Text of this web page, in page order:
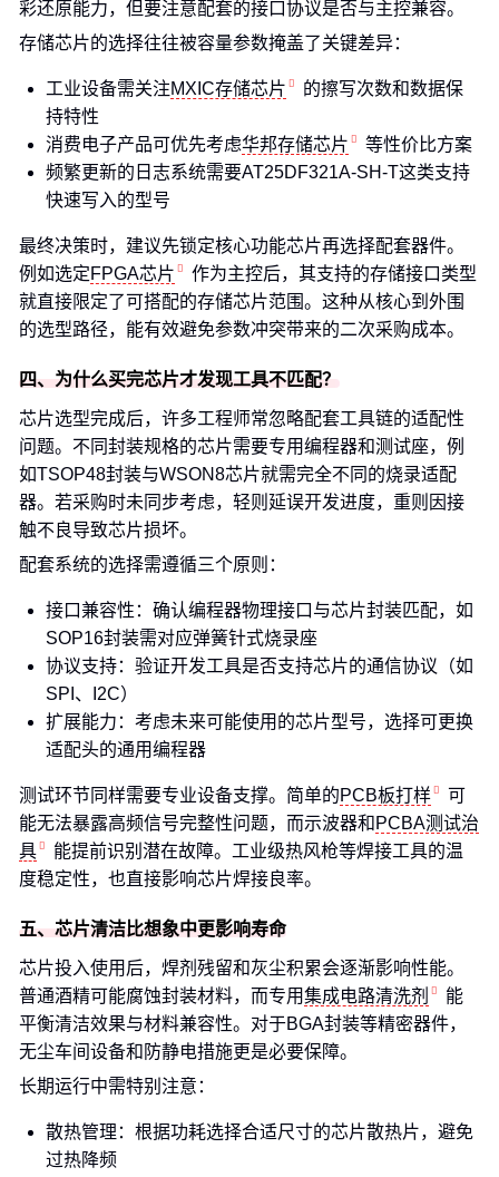
彩还原能力，但要注意配套的接口协议是否与主控兼容。
存储芯片的选择往往被容量参数掩盖了关键差异：
工业设备需关注MXIC存储芯片
的擦写次数和数据保
持特性
消费电子产品可优先考虑华邦存储芯片
等性价比方案
频繁更新的日志系统需要AT25DF321A-SH-T这类支持
快速写入的型号
最终决策时，建议先锁定核心功能芯片再选择配套器件。
例如选定FPGA芯片
作为主控后，其支持的存储接口类型
就直接限定了可搭配的存储芯片范围。这种从核心到外围
的选型路径，能有效避免参数冲突带来的二次采购成本。
四、为什么买完芯片才发现工具不匹配？
芯片选型完成后，许多工程师常忽略配套工具链的适配性
问题。不同封装规格的芯片需要专用编程器和测试座，例
如TSOP48封装与WSON8芯片就需完全不同的烧录适配
器。若采购时未同步考虑，轻则延误开发进度，重则因接
触不良导致芯片损坏。
配套系统的选择需遵循三个原则：
接口兼容性：确认编程器物理接口与芯片封装匹配，如
SOP16封装需对应弹簧针式烧录座
协议支持：验证开发工具是否支持芯片的通信协议（如
SPI、I2C）
扩展能力：考虑未来可能使用的芯片型号，选择可更换
适配头的通用编程器
测试环节同样需要专业设备支撑。简单的PCB板打样
可
能无法暴露高频信号完整性问题，而示波器和 PCBA测试治
具
能提前识别潜在故障。工业级热风枪等焊接工具的温
度稳定性，也直接影响芯片焊接良率。
五、芯片清洁比想象中更影响寿命
芯片投入使用后，焊剂残留和灰尘积累会逐渐影响性能。
普通酒精可能腐蚀封装材料，而专用集成电路清洗剂
能
平衡清洁效果与材料兼容性。对于BGA封装等精密器件，
无尘车间设备和防静电措施更是必要保障。
长期运行中需特别注意：
散热管理：根据功耗选择合适尺寸的芯片散热片，避免
过热降频